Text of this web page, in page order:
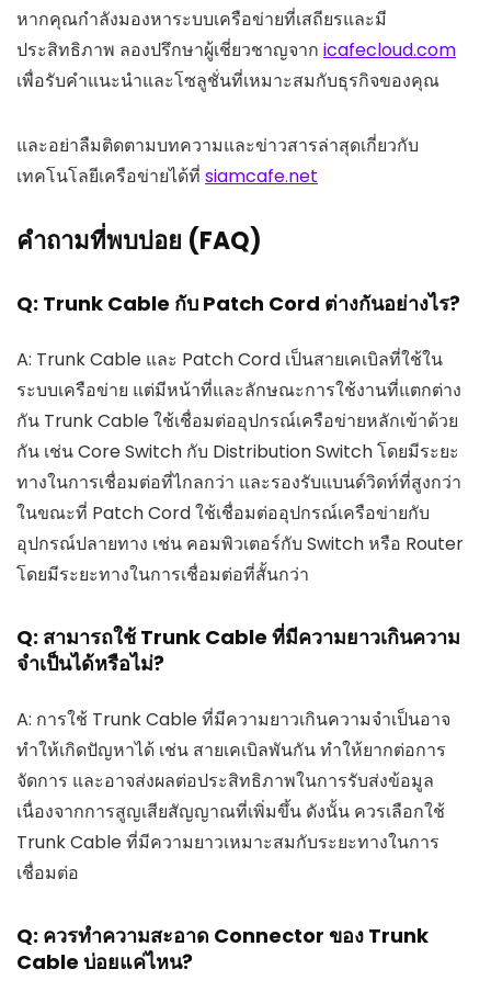
หากคุณกำลังมองหาระบบเครือข่ายที่เสถียรและมี
ประสิทธิภาพ ลองปรึกษาผู้เชี่ยวชาญจาก icafecloud.com
เพื่อรับคำแนะนำและโซลูชั่นที่เหมาะสมกับธุรกิจของคุณ
และอย่าลืมติดตามบทความและข่าวสารล่าสุดเกี่ยวกับ
เทคโนโลยีเครือข่ายได้ที่ siamcafe.net
คำถามที่พบบ่อย (FAQ)
Q: Trunk Cable กับ Patch Cord ต่างกันอย่างไร?
A: Trunk Cable และ Patch Cord เป็นสายเคเบิลที่ใช้ใน
ระบบเครือข่าย แต่มีหน้าที่และลักษณะการใช้งานที่แตกต่าง
กัน Trunk Cable ใช้เชื่อมต่ออุปกรณ์เครือข่ายหลักเข้าด้วย
กัน เช่น Core Switch กับ Distribution Switch โดยมีระยะ
ทางในการเชื่อมต่อที่ไกลกว่า และรองรับแบนด์วิดท์ที่สูงกว่า
ในขณะที่ Patch Cord ใช้เชื่อมต่ออุปกรณ์เครือข่ายกับ
อุปกรณ์ปลายทาง เช่น คอมพิวเตอร์กับ Switch หรือ Router
โดยมีระยะทางในการเชื่อมต่อที่สั้นกว่า
Q: สามารถใช้ Trunk Cable ที่มีความยาวเกินความ
จำเป็นได้หรือไม่?
A: การใช้ Trunk Cable ที่มีความยาวเกินความจำเป็นอาจ
ทำให้เกิดปัญหาได้ เช่น สายเคเบิลพันกัน ทำให้ยากต่อการ
จัดการ และอาจส่งผลต่อประสิทธิภาพในการรับส่งข้อมูล
เนื่องจากการสูญเสียสัญญาณที่เพิ่มขึ้น ดังนั้น ควรเลือกใช้
Trunk Cable ที่มีความยาวเหมาะสมกับระยะทางในการ
เชื่อมต่อ
Q: ควรทำความสะอาด Connector ของ Trunk
Cable บ่อยแค่ไหน?